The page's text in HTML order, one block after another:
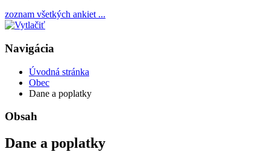
zoznam všetkých ankiet ...
Navigácia
Úvodná stránka
Obec
Dane a poplatky
Obsah
Dane a poplatky